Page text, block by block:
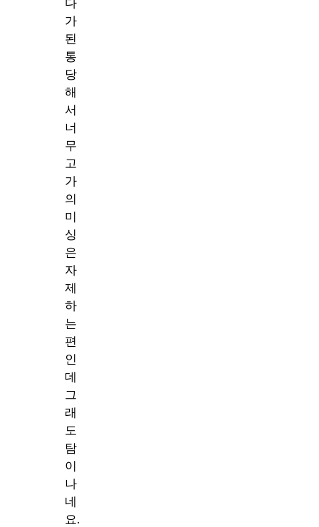
다
가
된
통
당
해
서
너
무
고
가
의
미
싱
은
자
제
하
는
편
인
데
그
래
도
탐
이
나
네
요.